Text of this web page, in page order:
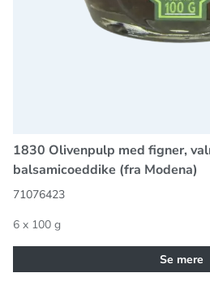
1830 Olivenpulp med figner,
balsamicoeddike (fra Modena)
71076423
6 x 100 g
Se mere